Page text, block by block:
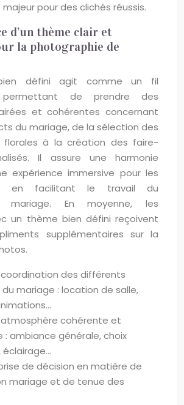
pour des clichés réussis.
d’un thème clair et
la photographie de
défini agit comme un fil
permettant de prendre des
et cohérentes concernant
du mariage, de la sélection des
florales à la création des faire-
Il assure une harmonie
expérience immersive pour les
en facilitant le travail du
mariage. En moyenne, les
un thème bien défini reçoivent
supplémentaires sur la
des différents
mariage : location de salle,
cohérente et
: ambiance générale, choix
éclairage…
de décision en matière de
mariage et de tenue des